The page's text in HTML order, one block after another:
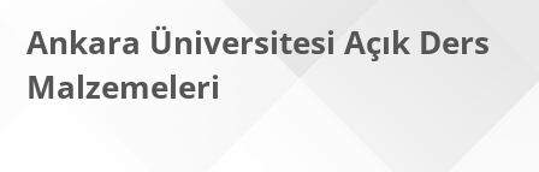
Ankara Üniversitesi Açık Ders
Malzemeleri